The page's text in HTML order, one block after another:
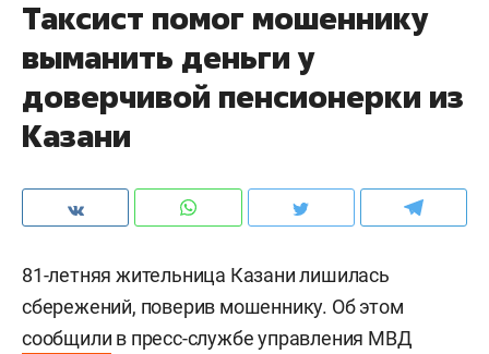
Таксист помог мошеннику
выманить деньги у
доверчивой пенсионерки из
Казани
81-летняя жительница Казани лишилась
сбережений, поверив мошеннику. Об этом
сообщили в пресс-службе управления МВД